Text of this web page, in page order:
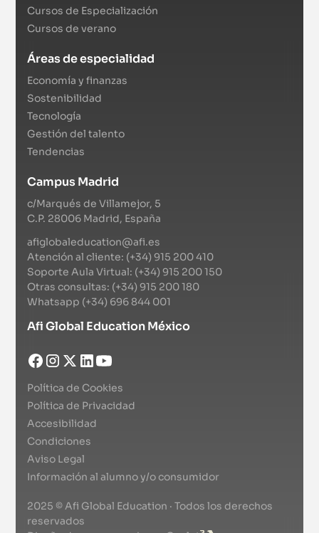
Cursos de Especialización
Cursos de verano
Áreas de especialidad
Economía y finanzas
Sostenibilidad
Tecnología
Gestión del talento
Tendencias
Campus Madrid
c/Marqués de Villamejor, 5
C.P. 28006 Madrid, España
afiglobaleducation@afi.es
Atención al cliente: (+34) 915 200 410
Soporte Aula Virtual: (+34) 915 200 150
Otras consultas: (+34) 915 200 180
Whatsapp (+34) 696 844 001
Afi Global Education México
Política de Cookies
Política de Privacidad
Accesibilidad
Condiciones
Aviso Legal
Información al alumno y/o consumidor
2025 © Afi Global Education · Todos los derechos
reservados